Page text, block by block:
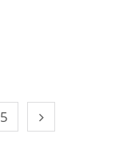
5
Página
siguiente